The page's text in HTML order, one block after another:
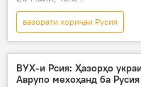
вазорати хориҷаи Русия
Дар Русия
Украина
ВУХ-и Рсия: Ҳазорҳо
Аврупо мехоҳанд ба